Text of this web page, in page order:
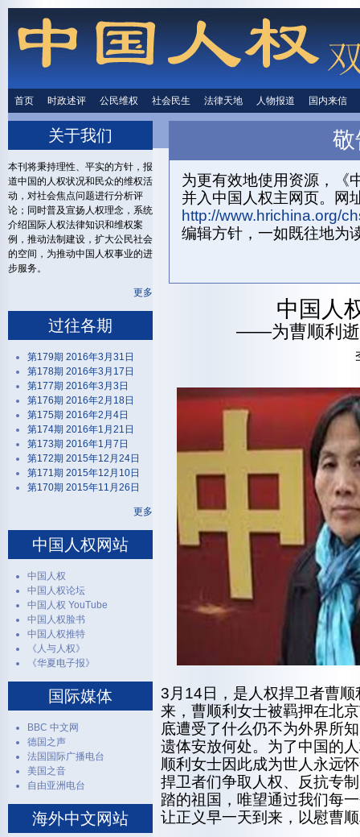
首页 时政述评 公民维权 社会民生 法律天地 人物报道 国内来信
敬
为更有效地使用资源，《
并入中国人权主网页。网
http://www.hrichina.org/
编辑方针，一如既往地为
中国人
——为曹顺利逝
3月14日，是人权捍卫者曹
来，曹顺利女士被羁押在北
底遭受了什么仍不为外界所
遗体安放何处。为了中国的
顺利女士因此成为世人永远
捍卫者们争取人权、反抗专
踏的祖国，唯望通过我们每
让正义早一天到来，以慰曹
关于我们
本刊将秉持理性、平实的方针，报
道中国的人权状况和民众的维权活
动，对社会焦点问题进行分析评
论；同时普及宣扬人权理念，系统
介绍国际人权法律知识和维权案
例，推动法制建设，扩大公民社会
的空间，为推动中国人权事业的进
步服务。
更多
过往各期
第179期 2016年3月31日
第178期 2016年3月17日
第177期 2016年3月3日
第176期 2016年2月18日
第175期 2016年2月4日
第174期 2016年1月21日
第173期 2016年1月7日
第172期 2015年12月24日
第171期 2015年12月10日
第170期 2015年11月26日
更多
中国人权网站
中国人权
中国人权论坛
中国人权 YouTube
中国人权脸书
中国人权推特
《人与人权》
《华夏电子报》
国际媒体
BBC 中文网
德国之声
法国国际广播电台
美国之音
自由亚洲电台
海外中文网站
时政述评 公民维权 社会民生 法律天地 人物报道 国内来
首页 关